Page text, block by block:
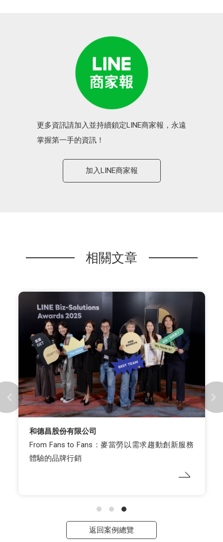
更多資訊請加入並持續鎖定LINE商家報，永遠
掌握第一手的資訊！
加入LINE商家報
相關文章
和德昌股份有限公司
From Fans to Fans：麥當勞以需求趨動創新服務
體驗的品牌行銷
返回案例總覽